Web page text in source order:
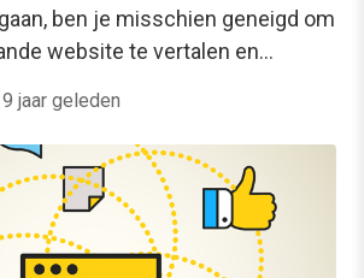
ben je misschien geneigd om
website te vertalen en…
9 jaar geleden